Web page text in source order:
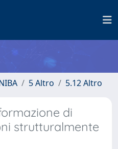
5 Altro 5.12 Altro
di
strutturalmente